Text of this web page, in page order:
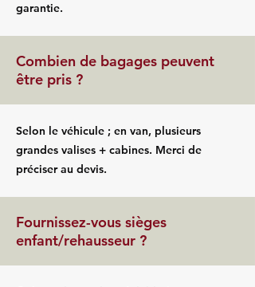
garantie.
Combien de bagages peuvent
être pris ?
Selon le véhicule ; en van, plusieurs
grandes valises + cabines. Merci de
préciser au devis.
Fournissez-vous sièges
enfant/rehausseur ?